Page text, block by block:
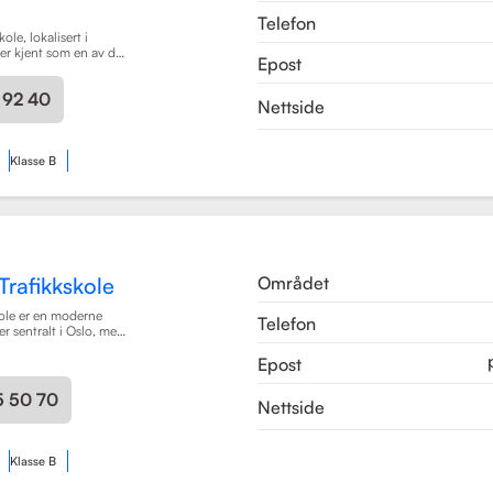
lokalisert i
kjent som en av de
i området. Skolen
førerkortklasser,
klasse A,
92 40
Telefon
Epost
Nettside
Klasse B
er en moderne
sentralt i Oslo, med
på opplæring.
utdannet
Met Universitet,
og trygg
50 70
Området
Telefon
Epost
Nettside
Klasse B